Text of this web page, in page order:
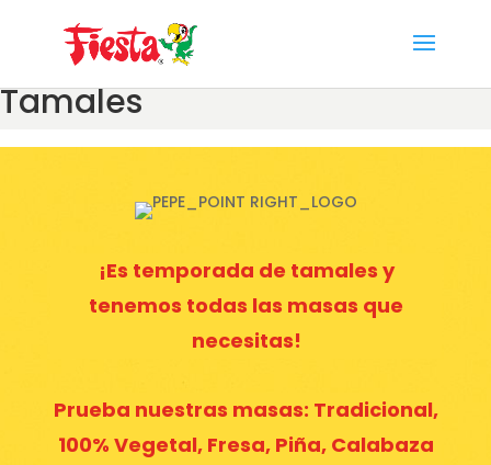
Tamales
¡Es temporada de tamales y
tenemos todas las masas que
necesitas!
Prueba nuestras masas: Tradicional,
100% Vegetal, Fresa, Piña, Calabaza